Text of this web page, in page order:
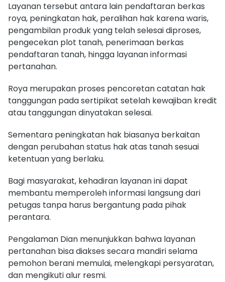
Layanan tersebut antara lain pendaftaran berkas
roya, peningkatan hak, peralihan hak karena waris,
pengambilan produk yang telah selesai diproses,
pengecekan plot tanah, penerimaan berkas
pendaftaran tanah, hingga layanan informasi
pertanahan.
Roya merupakan proses pencoretan catatan hak
tanggungan pada sertipikat setelah kewajiban kredit
atau tanggungan dinyatakan selesai.
Sementara peningkatan hak biasanya berkaitan
dengan perubahan status hak atas tanah sesuai
ketentuan yang berlaku.
Bagi masyarakat, kehadiran layanan ini dapat
membantu memperoleh informasi langsung dari
petugas tanpa harus bergantung pada pihak
perantara.
Pengalaman Dian menunjukkan bahwa layanan
pertanahan bisa diakses secara mandiri selama
pemohon berani memulai, melengkapi persyaratan,
dan mengikuti alur resmi.